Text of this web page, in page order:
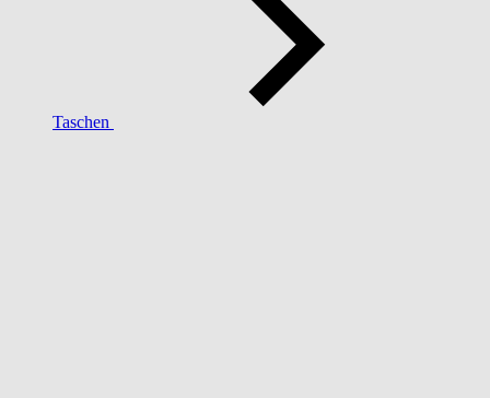
Taschen